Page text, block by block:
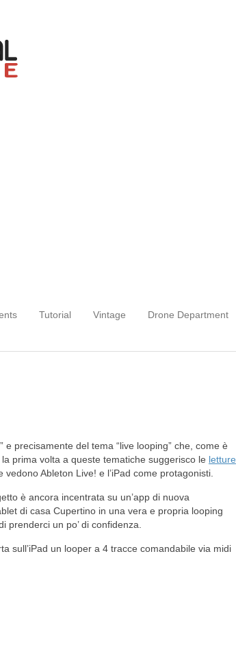
Tutorial Vintage Drone Department
e precisamente del tema “live looping” che, come è
prima volta a queste tematiche suggerisco le letture
Ableton Live! e l’iPad come protagonisti.
è ancora incentrata su un’app di nuova
di casa Cupertino in una vera e propria looping
un po’ di confidenza.
sull’iPad un looper a 4 tracce comandabile via midi